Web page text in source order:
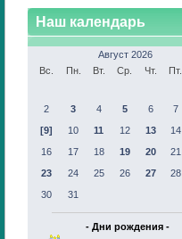
Наш календарь
Август 2026
Вс.
Пн. Вт. Ср. Чт. Пт.
2
3 4 5 6 7
[9]
10 11 12 13 14
16
17 18 19 20 21
23
24 25 26 27 28
30
31
- Дни рождения -